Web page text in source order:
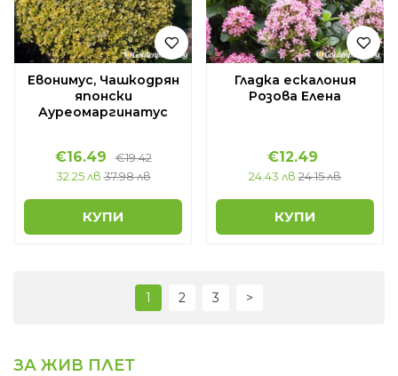
ЗА ЖИВ ПЛЕТ
Евонимус, Чашкодрян
японски
Ауреомаргинатус
€16.49
€19.42
32.25 лв 37.98 лв
КУПИ
Гладка ескалония
Розова Елена
€12.49
24.43 лв 24.15 лв
КУПИ
1 2 3 >